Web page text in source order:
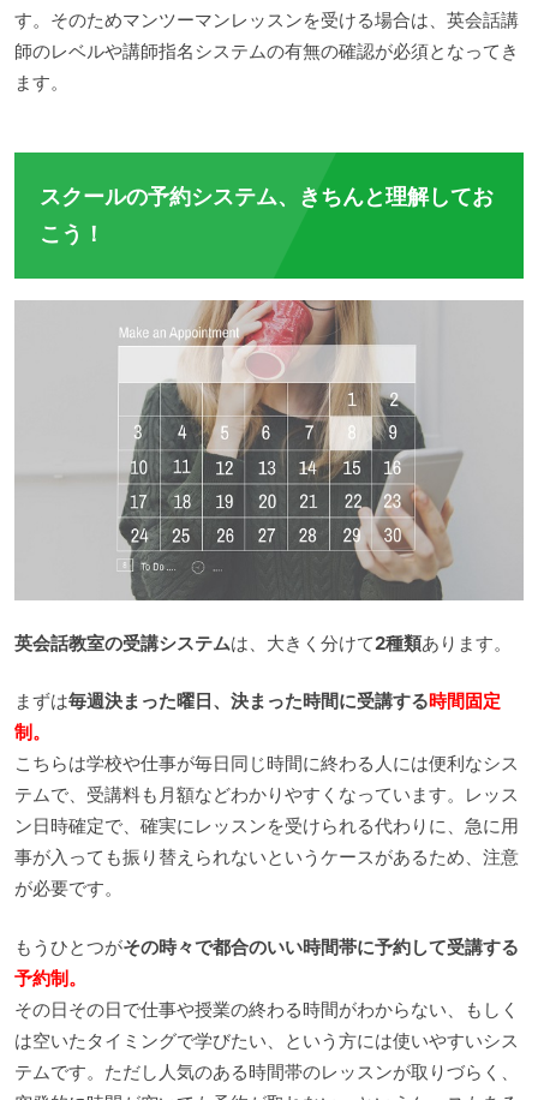
す。そのためマンツーマンレッスンを受ける場合は、英会話講
師のレベルや講師指名システムの有無の確認が必須となってき
ます。
スクールの予約システム、きちんと理解してお
こう！
英会話教室の受講システムは、大きく分けて2種類あります。
まずは毎週決まった曜日、決まった時間に受講する時間固定
制。
こちらは学校や仕事が毎日同じ時間に終わる人には便利なシス
テムで、受講料も月額などわかりやすくなっています。レッス
ン日時確定で、確実にレッスンを受けられる代わりに、急に用
事が入っても振り替えられないというケースがあるため、注意
が必要です。
もうひとつがその時々で都合のいい時間帯に予約して受講する
予約制。
その日その日で仕事や授業の終わる時間がわからない、もしく
は空いたタイミングで学びたい、という方には使いやすいシス
テムです。ただし人気のある時間帯のレッスンが取りづらく、